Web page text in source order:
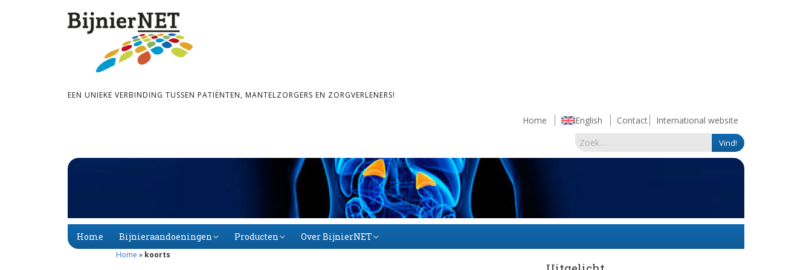
EEN UNIEKE VERBINDING TUSSEN PATIËNTEN, MANTELZORGERS EN ZORGVERLENERS!
Home English Contact International website
Home Bijnieraandoeningen Producten Over BijnierNET
Home » koorts